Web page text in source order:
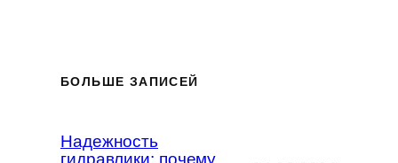
БОЛЬШЕ ЗАПИСЕЙ
Надежность